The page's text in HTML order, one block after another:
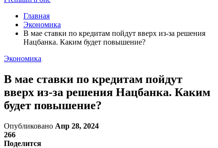
Главная
Экономика
В мае ставки по кредитам пойдут вверх из-за решения
Нацбанка. Каким будет повышение?
Экономика
В мае ставки по кредитам пойдут
вверх из-за решения Нацбанка. Каким
будет повышение?
Опубликовано Апр 28, 2024
266
Поделится